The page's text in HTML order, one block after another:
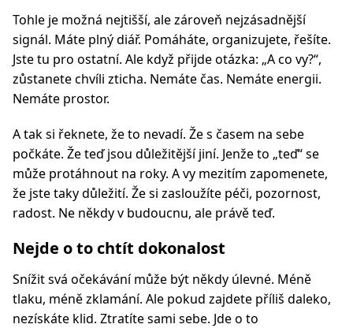
Tohle je možná nejtišší, ale zároveň nejzásadnější
signál. Máte plný diář. Pomáháte, organizujete, řešíte.
Jste tu pro ostatní. Ale když přijde otázka: „A co vy?“,
zůstanete chvíli zticha. Nemáte čas. Nemáte energii.
Nemáte prostor.
A tak si řeknete, že to nevadí. Že s časem na sebe
počkáte. Že teď jsou důležitější jiní. Jenže to „teď“ se
může protáhnout na roky. A vy mezitím zapomenete,
že jste taky důležití. Že si zasloužíte péči, pozornost,
radost. Ne někdy v budoucnu, ale právě teď.
Nejde o to chtít dokonalost
Snížit svá očekávání může být někdy úlevné. Méně
tlaku, méně zklamání. Ale pokud zajdete příliš daleko,
nezískáte klid. Ztratíte sami sebe. Jde o to